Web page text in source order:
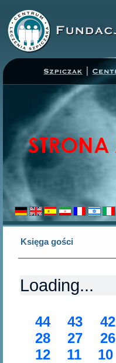
Księga gości
Loading...
44 43 42
28
27 26
12
11 10